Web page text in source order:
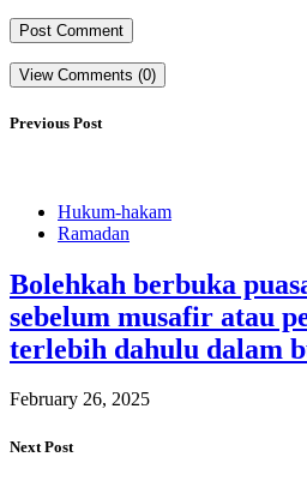
View Comments (0)
Previous Post
Hukum-hakam
Ramadan
Bolehkah berbuka
sebelum musafir atau
terlebih dahulu dalam
February 26, 2025
Next Post